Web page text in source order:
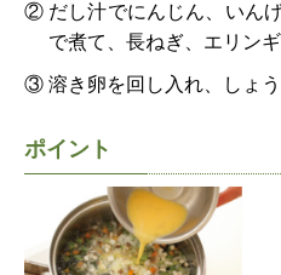
② だし汁でにんじん、いん
で煮て、長ねぎ、エリン
③ 溶き卵を回し入れ、しょ
ポイント